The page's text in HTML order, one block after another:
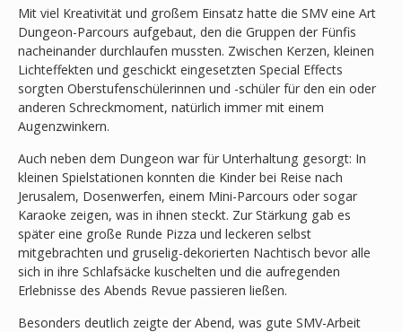
Mit viel Kreativität und großem Einsatz hatte die SMV eine Art
Dungeon-Parcours aufgebaut, den die Gruppen der Fünfis
nacheinander durchlaufen mussten. Zwischen Kerzen, kleinen
Lichteffekten und geschickt eingesetzten Special Effects
sorgten Oberstufenschülerinnen und -schüler für den ein oder
anderen Schreckmoment, natürlich immer mit einem
Augenzwinkern.
Auch neben dem Dungeon war für Unterhaltung gesorgt: In
kleinen Spielstationen konnten die Kinder bei Reise nach
Jerusalem, Dosenwerfen, einem Mini-Parcours oder sogar
Karaoke zeigen, was in ihnen steckt. Zur Stärkung gab es
später eine große Runde Pizza und leckeren selbst
mitgebrachten und gruselig-dekorierten Nachtisch bevor alle
sich in ihre Schlafsäcke kuschelten und die aufregenden
Erlebnisse des Abends Revue passieren ließen.
Besonders deutlich zeigte der Abend, was gute SMV-Arbeit